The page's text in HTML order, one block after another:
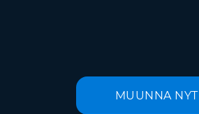
MUUNNA NYT